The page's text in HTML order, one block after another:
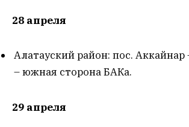
28 апреля
Алатауский район: пос.
– южная сторона БАКа.
29 апреля